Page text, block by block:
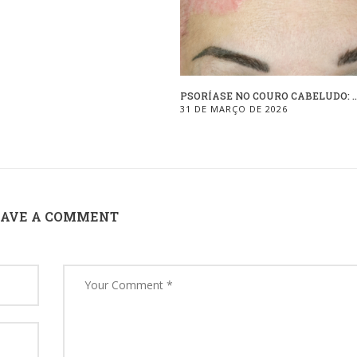
PSORÍASE NO COURO CABELUDO:
31 DE MARÇO DE 2026
A COMMENT